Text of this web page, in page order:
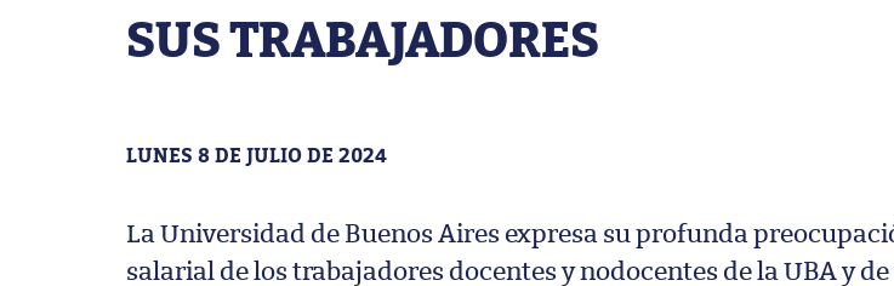
SUS TRABAJADORES
LUNES 8 DE JULIO DE 2024
La Universidad de Buenos Aires expresa su profunda
salarial de los trabajadores docentes y nodocentes de la UBA y